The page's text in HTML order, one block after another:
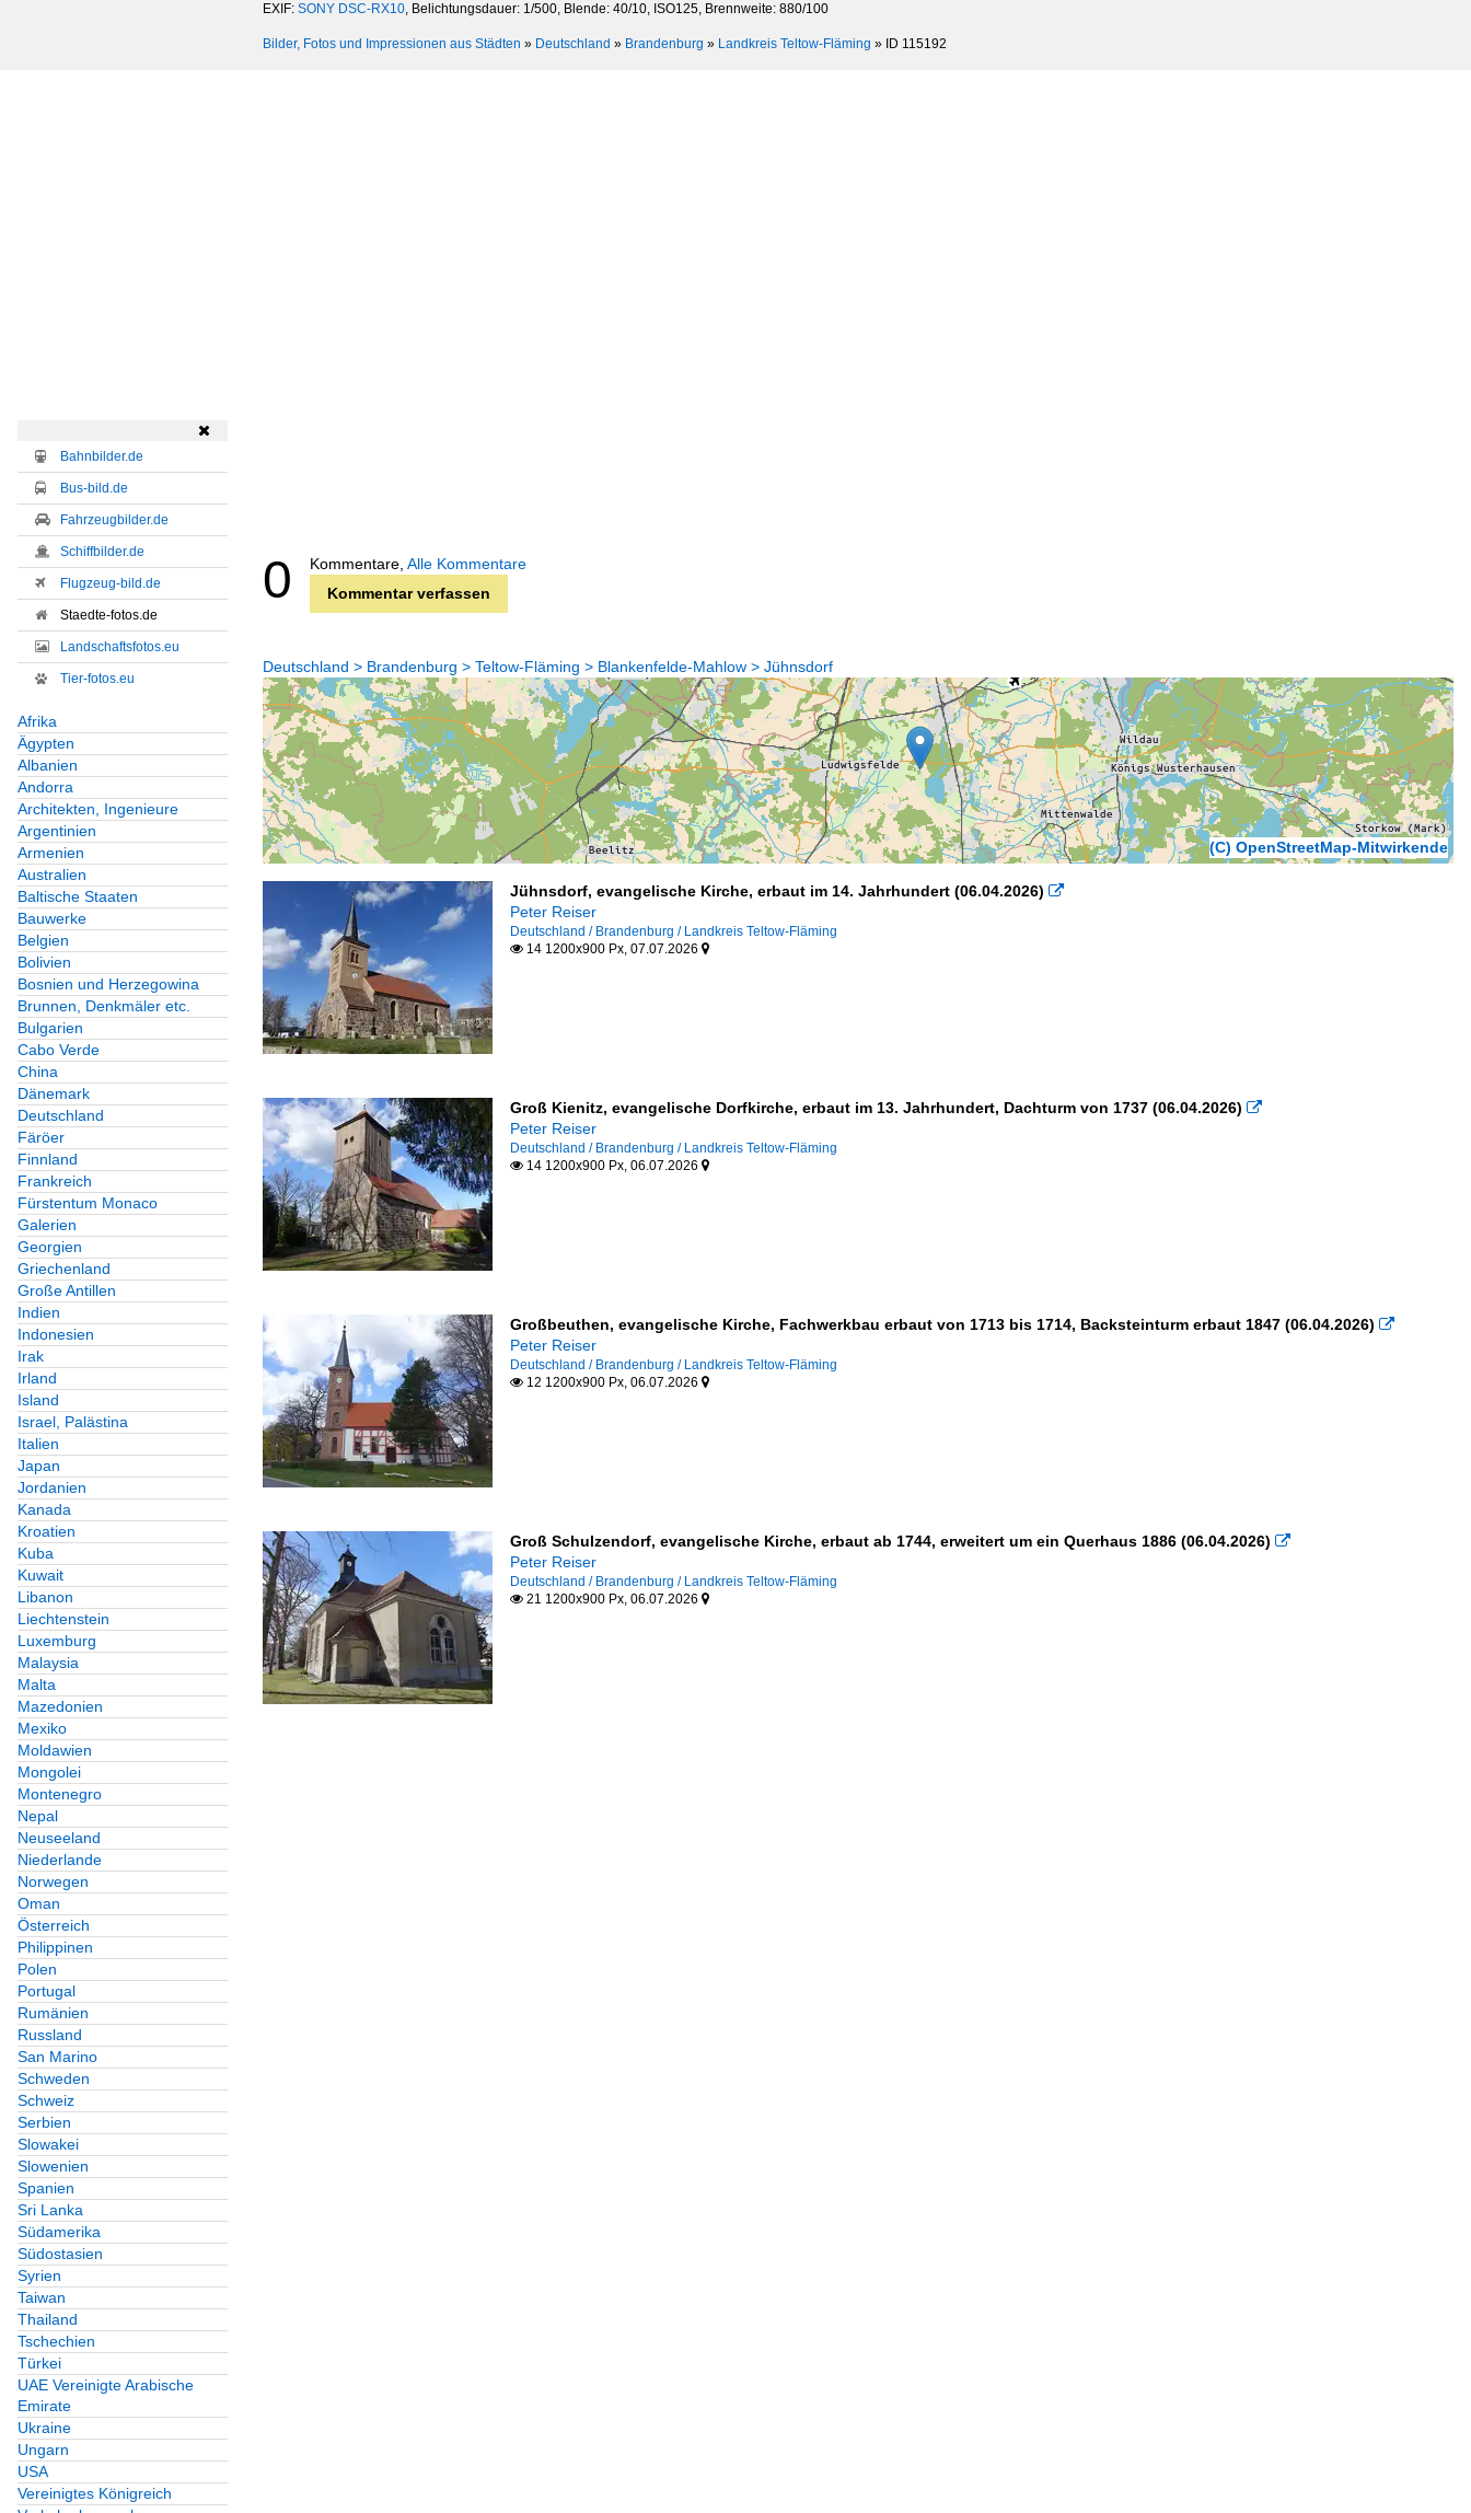
EXIF: SONY DSC-RX10, Belichtungsdauer: 1/500, Blende: 40/10, ISO125, Brennweite: 880/100
Bilder, Fotos und Impressionen aus Städten » Deutschland » Brandenburg » Landkreis Teltow-Fläming » ID 115192

Bahnbilder.de
Bus-bild.de
Fahrzeugbilder.de
Schiffbilder.de
Flugzeug-bild.de
Staedte-fotos.de
Landschaftsfotos.eu
Tier-fotos.eu
Afrika
Ägypten
Albanien
Andorra
Architekten, Ingenieure
Argentinien
Armenien
Australien
Baltische Staaten
Bauwerke
Belgien
Bolivien
Bosnien und Herzegowina
Brunnen, Denkmäler etc.
Bulgarien
Cabo Verde
China
Dänemark
Deutschland
Färöer
Finnland
Frankreich
Fürstentum Monaco
Galerien
Georgien
Griechenland
Große Antillen
Indien
Indonesien
Irak
Irland
Island
Israel, Palästina
Italien
Japan
Jordanien
Kanada
Kroatien
Kuba
Kuwait
Libanon
Liechtenstein
Luxemburg
Malaysia
Malta
Mazedonien
Mexiko
Moldawien
Mongolei
Montenegro
Nepal
Neuseeland
Niederlande
Norwegen
Oman
Österreich
Philippinen
Polen
Portugal
Rumänien
Russland
San Marino
Schweden
Schweiz
Serbien
Slowakei
Slowenien
Spanien
Sri Lanka
Südamerika
Südostasien
Syrien
Taiwan
Thailand
Tschechien
Türkei
UAE Vereinigte Arabische
Emirate
Ukraine
Ungarn
USA
Vereinigtes Königreich
0 Kommentare, Alle Kommentare
Kommentar verfassen
Deutschland > Brandenburg > Teltow-Fläming > Blankenfelde-Mahlow > Jühnsdorf
(C) OpenStreetMap-Mitwirkende
Jühnsdorf, evangelische Kirche, erbaut im 14. Jahrhundert (06.04.2026) 
Peter Reiser
Deutschland / Brandenburg / Landkreis Teltow-Fläming
14 1200x900 Px, 07.07.2026 
Groß Kienitz, evangelische Dorfkirche, erbaut im 13. Jahrhundert, Dachturm von 1737 (06.04.2026) 
Peter Reiser
Deutschland / Brandenburg / Landkreis Teltow-Fläming
14 1200x900 Px, 06.07.2026 
Großbeuthen, evangelische Kirche, Fachwerkbau erbaut von 1713 bis 1714, Backsteinturm erbaut 1847 (06.04.2026) 
Peter Reiser
Deutschland / Brandenburg / Landkreis Teltow-Fläming
12 1200x900 Px, 06.07.2026 
Groß Schulzendorf, evangelische Kirche, erbaut ab 1744, erweitert um ein Querhaus 1886 (06.04.2026) 
Peter Reiser
Deutschland / Brandenburg / Landkreis Teltow-Fläming
21 1200x900 Px, 06.07.2026 